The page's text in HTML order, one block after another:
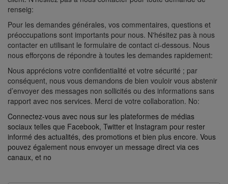
renseig:
Pour les demandes générales, vos commentaires, questions et
préoccupations sont importants pour nous. N'hésitez pas à nous
contacter en utilisant le formulaire de contact ci-dessous. Nous
nous efforçons de répondre à toutes les demandes rapidement:
Nous apprécions votre confidentialité et votre sécurité ; par
conséquent, nous vous demandons de bien vouloir vous abstenir
d’envoyer des messages non sollicités ou des informations sans
rapport avec nos services. Merci de votre collaboration. No:
Connectez-vous avec nous sur les plateformes de médias
sociaux telles que Facebook, Twitter et Instagram pour rester
informé des actualités, des promotions et bien plus encore. Vous
pouvez également nous envoyer un message direct via ces
canaux, et no